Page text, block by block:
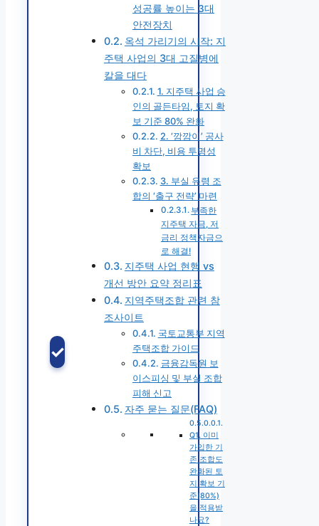
✓
성공률 높이는 3대
안전장치
옥석 가리기의 시작: 지
주택 사업의 3대 고질병에
칼을 대다
1. 지주택 사업 승
인의 골든타임, 토지 확
보 기준 80% 완화
2. ‘깜깜이’ 공사
비 차단, 비용 투명성
확보
3. 부실 유령 조
합의 ‘출구 전략’ 마련
부족한
지주택 자금, 저
금리 정책자금으
로 해결!
지주택 사업 현행 vs
개선 방안 요약 정리표
지역주택조합 관련 참
조사이트
국토교통부 지역
주택조합 가이드
금융감독원 보
이스피싱 및 부실 조합
피해 신고
자주 묻는 질문(FAQ)
Q1. 이미
가입한 기
존 조합도
완화된 토
지 확보 기
준(80%)
을 적용받
나요?